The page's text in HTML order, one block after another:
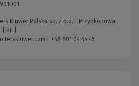
Kluwer Polska sp. z o.o. | Przyokopowa
PL |
+48 801 04 45 45